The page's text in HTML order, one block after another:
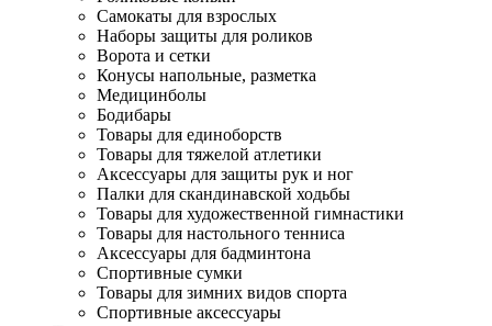
Самокаты для взрослых
Наборы защиты для роликов
Ворота и сетки
Конусы напольные, разметка
Медицинболы
Бодибары
Товары для единоборств
Товары для тяжелой атлетики
Аксессуары для защиты рук и ног
Палки для скандинавской ходьбы
Товары для художественной гимнастики
Товары для настольного тенниса
Аксессуары для бадминтона
Спортивные сумки
Товары для зимних видов спорта
Спортивные аксессуары